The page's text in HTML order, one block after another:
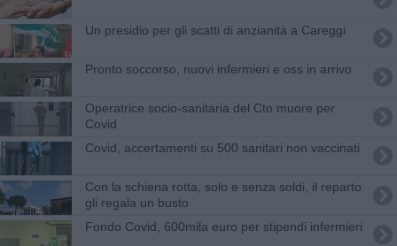
Un presidio per gli scatti di anzianità a Careggi
Pronto soccorso, nuovi infermieri e oss in arrivo
Operatrice socio-sanitaria del Cto muore per
Covid
Covid, accertamenti su 500 sanitari non vaccinati
Con la schiena rotta, solo e senza soldi, il reparto
gli regala un busto
Fondo Covid, 600mila euro per stipendi infermieri